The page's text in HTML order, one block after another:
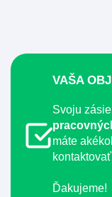
VAŠA
Svoju
máte
Ďakujeme!